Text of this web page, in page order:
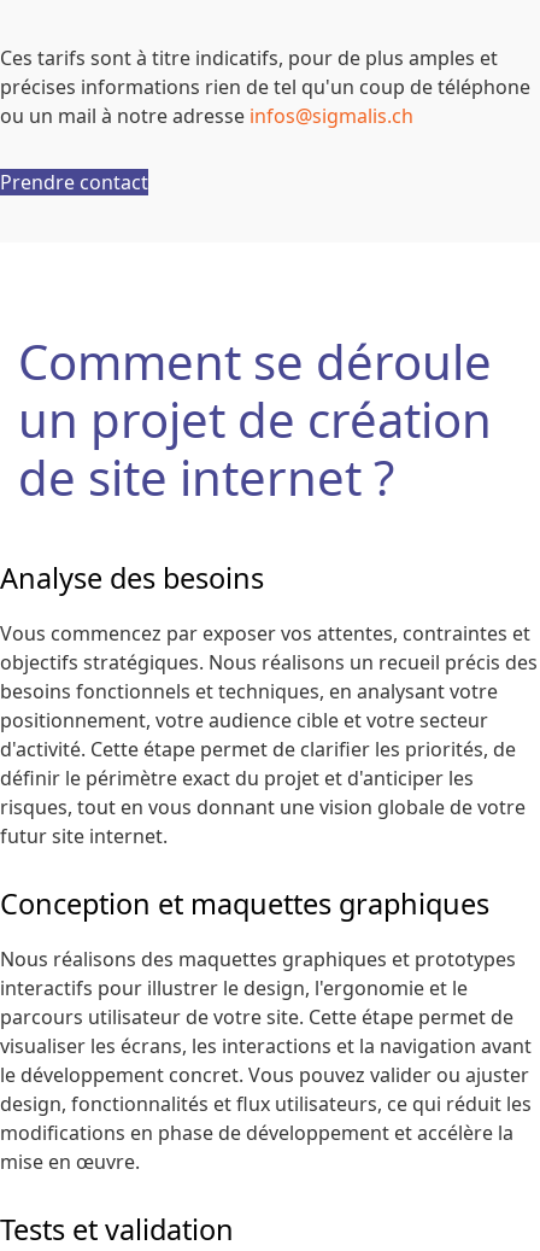
Ces tarifs sont à titre indicatifs, pour de plus amples et
précises informations rien de tel qu'un coup de téléphone
ou un mail à notre adresse infos@sigmalis.ch
Prendre contact
Comment se déroule
un projet de création
de site internet ?
Analyse des besoins
Vous commencez par exposer vos attentes, contraintes et
objectifs stratégiques. Nous réalisons un recueil précis des
besoins fonctionnels et techniques, en analysant votre
positionnement, votre audience cible et votre secteur
d'activité. Cette étape permet de clarifier les priorités, de
définir le périmètre exact du projet et d'anticiper les
risques, tout en vous donnant une vision globale de votre
futur site internet.
Conception et maquettes graphiques
Nous réalisons des maquettes graphiques et prototypes
interactifs pour illustrer le design, l'ergonomie et le
parcours utilisateur de votre site. Cette étape permet de
visualiser les écrans, les interactions et la navigation avant
le développement concret. Vous pouvez valider ou ajuster
design, fonctionnalités et flux utilisateurs, ce qui réduit les
modifications en phase de développement et accélère la
mise en œuvre.
Tests et validation